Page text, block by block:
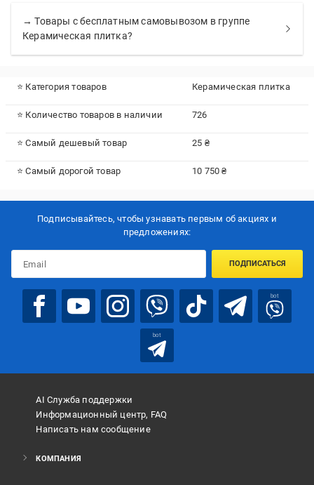
→ Товары с бесплатным самовывозом в группе
Керамическая плитка?
⭐ Категория товаров Керамическая плитка
⭐ Количество товаров в наличии 726
⭐ Самый дешевый товар 25 ₴
⭐ Самый дорогой товар 10 750 ₴
Подписывайтесь, чтобы узнавать первым об акцияx и
предложениях:
ПОДПИСАТЬСЯ
bot
bot
AI Служба поддержки
Информационный центр, FAQ
Написать нам сообщение
КОМПАНИЯ